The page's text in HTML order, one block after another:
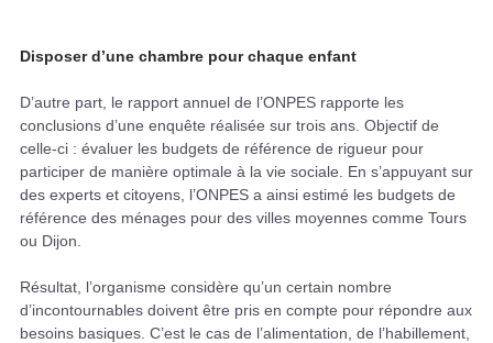
Disposer d’une chambre pour chaque enfant
D’autre part, le rapport annuel de l’ONPES rapporte les
conclusions d’une enquête réalisée sur trois ans. Objectif de
celle-ci : évaluer les budgets de référence de rigueur pour
participer de manière optimale à la vie sociale. En s’appuyant sur
des experts et citoyens, l’ONPES a ainsi estimé les budgets de
référence des ménages pour des villes moyennes comme Tours
ou Dijon.
Résultat, l’organisme considère qu’un certain nombre
d’incontournables doivent être pris en compte pour répondre aux
besoins basiques. C’est le cas de l’alimentation, de l’habillement,